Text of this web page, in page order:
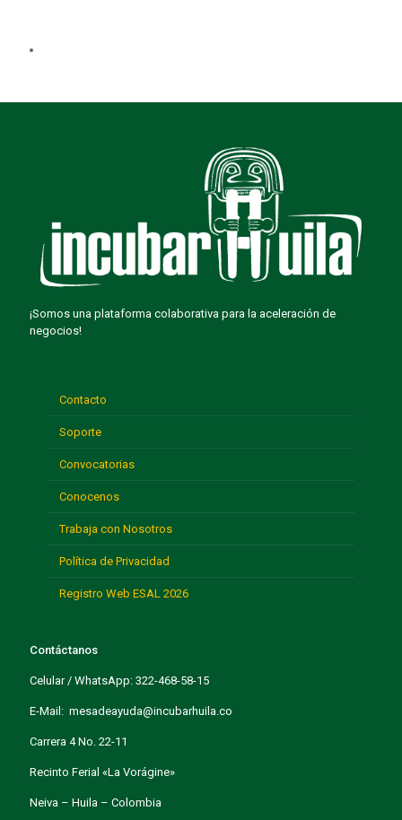
¡Somos una plataforma colaborativa para la aceleración de
negocios!
Contacto
Soporte
Convocatorias
Conocenos
Trabaja con Nosotros
Política de Privacidad
Registro Web ESAL 2026
Contáctanos
Celular / WhatsApp: 322-468-58-15
E-Mail: mesadeayuda@incubarhuila.co
Carrera 4 No. 22-11
Recinto Ferial «La Vorágine»
Neiva – Huila – Colombia